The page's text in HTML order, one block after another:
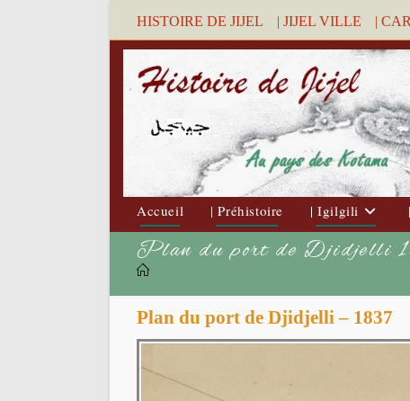
HISTOIRE DE JIJEL | JIJEL VILLE |
Accueil | Préhistoire | Igilgili
Plan du port de Djidjelli
Plan du port de Djidjelli – 1837